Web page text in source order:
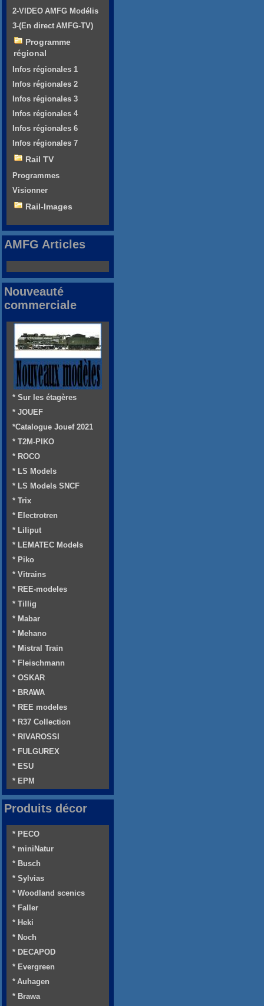
2-VIDEO AMFG Modélis
3-(En direct AMFG-TV)
Programme
régional
Infos régionales 1
Infos régionales 2
Infos régionales 3
Infos régionales 4
Infos régionales 6
Infos régionales 7
Rail TV
Programmes
Visionner
Rail-Images
AMFG Articles
Nouveauté
commerciale
* Sur les étagères
* JOUEF
*Catalogue Jouef 2021
* T2M-PIKO
* ROCO
* LS Models
* LS Models SNCF
* Trix
* Electrotren
* Liliput
* LEMATEC Models
* Piko
* Vitrains
* REE-modeles
* Tillig
* Mabar
* Mehano
* Mistral Train
* Fleischmann
* OSKAR
* BRAWA
* REE modeles
* R37 Collection
* RIVAROSSI
* FULGUREX
* ESU
* EPM
Produits décor
* PECO
* miniNatur
* Busch
* Sylvias
* Woodland scenics
* Faller
* Heki
* Noch
* DECAPOD
* Evergreen
* Auhagen
* Brawa